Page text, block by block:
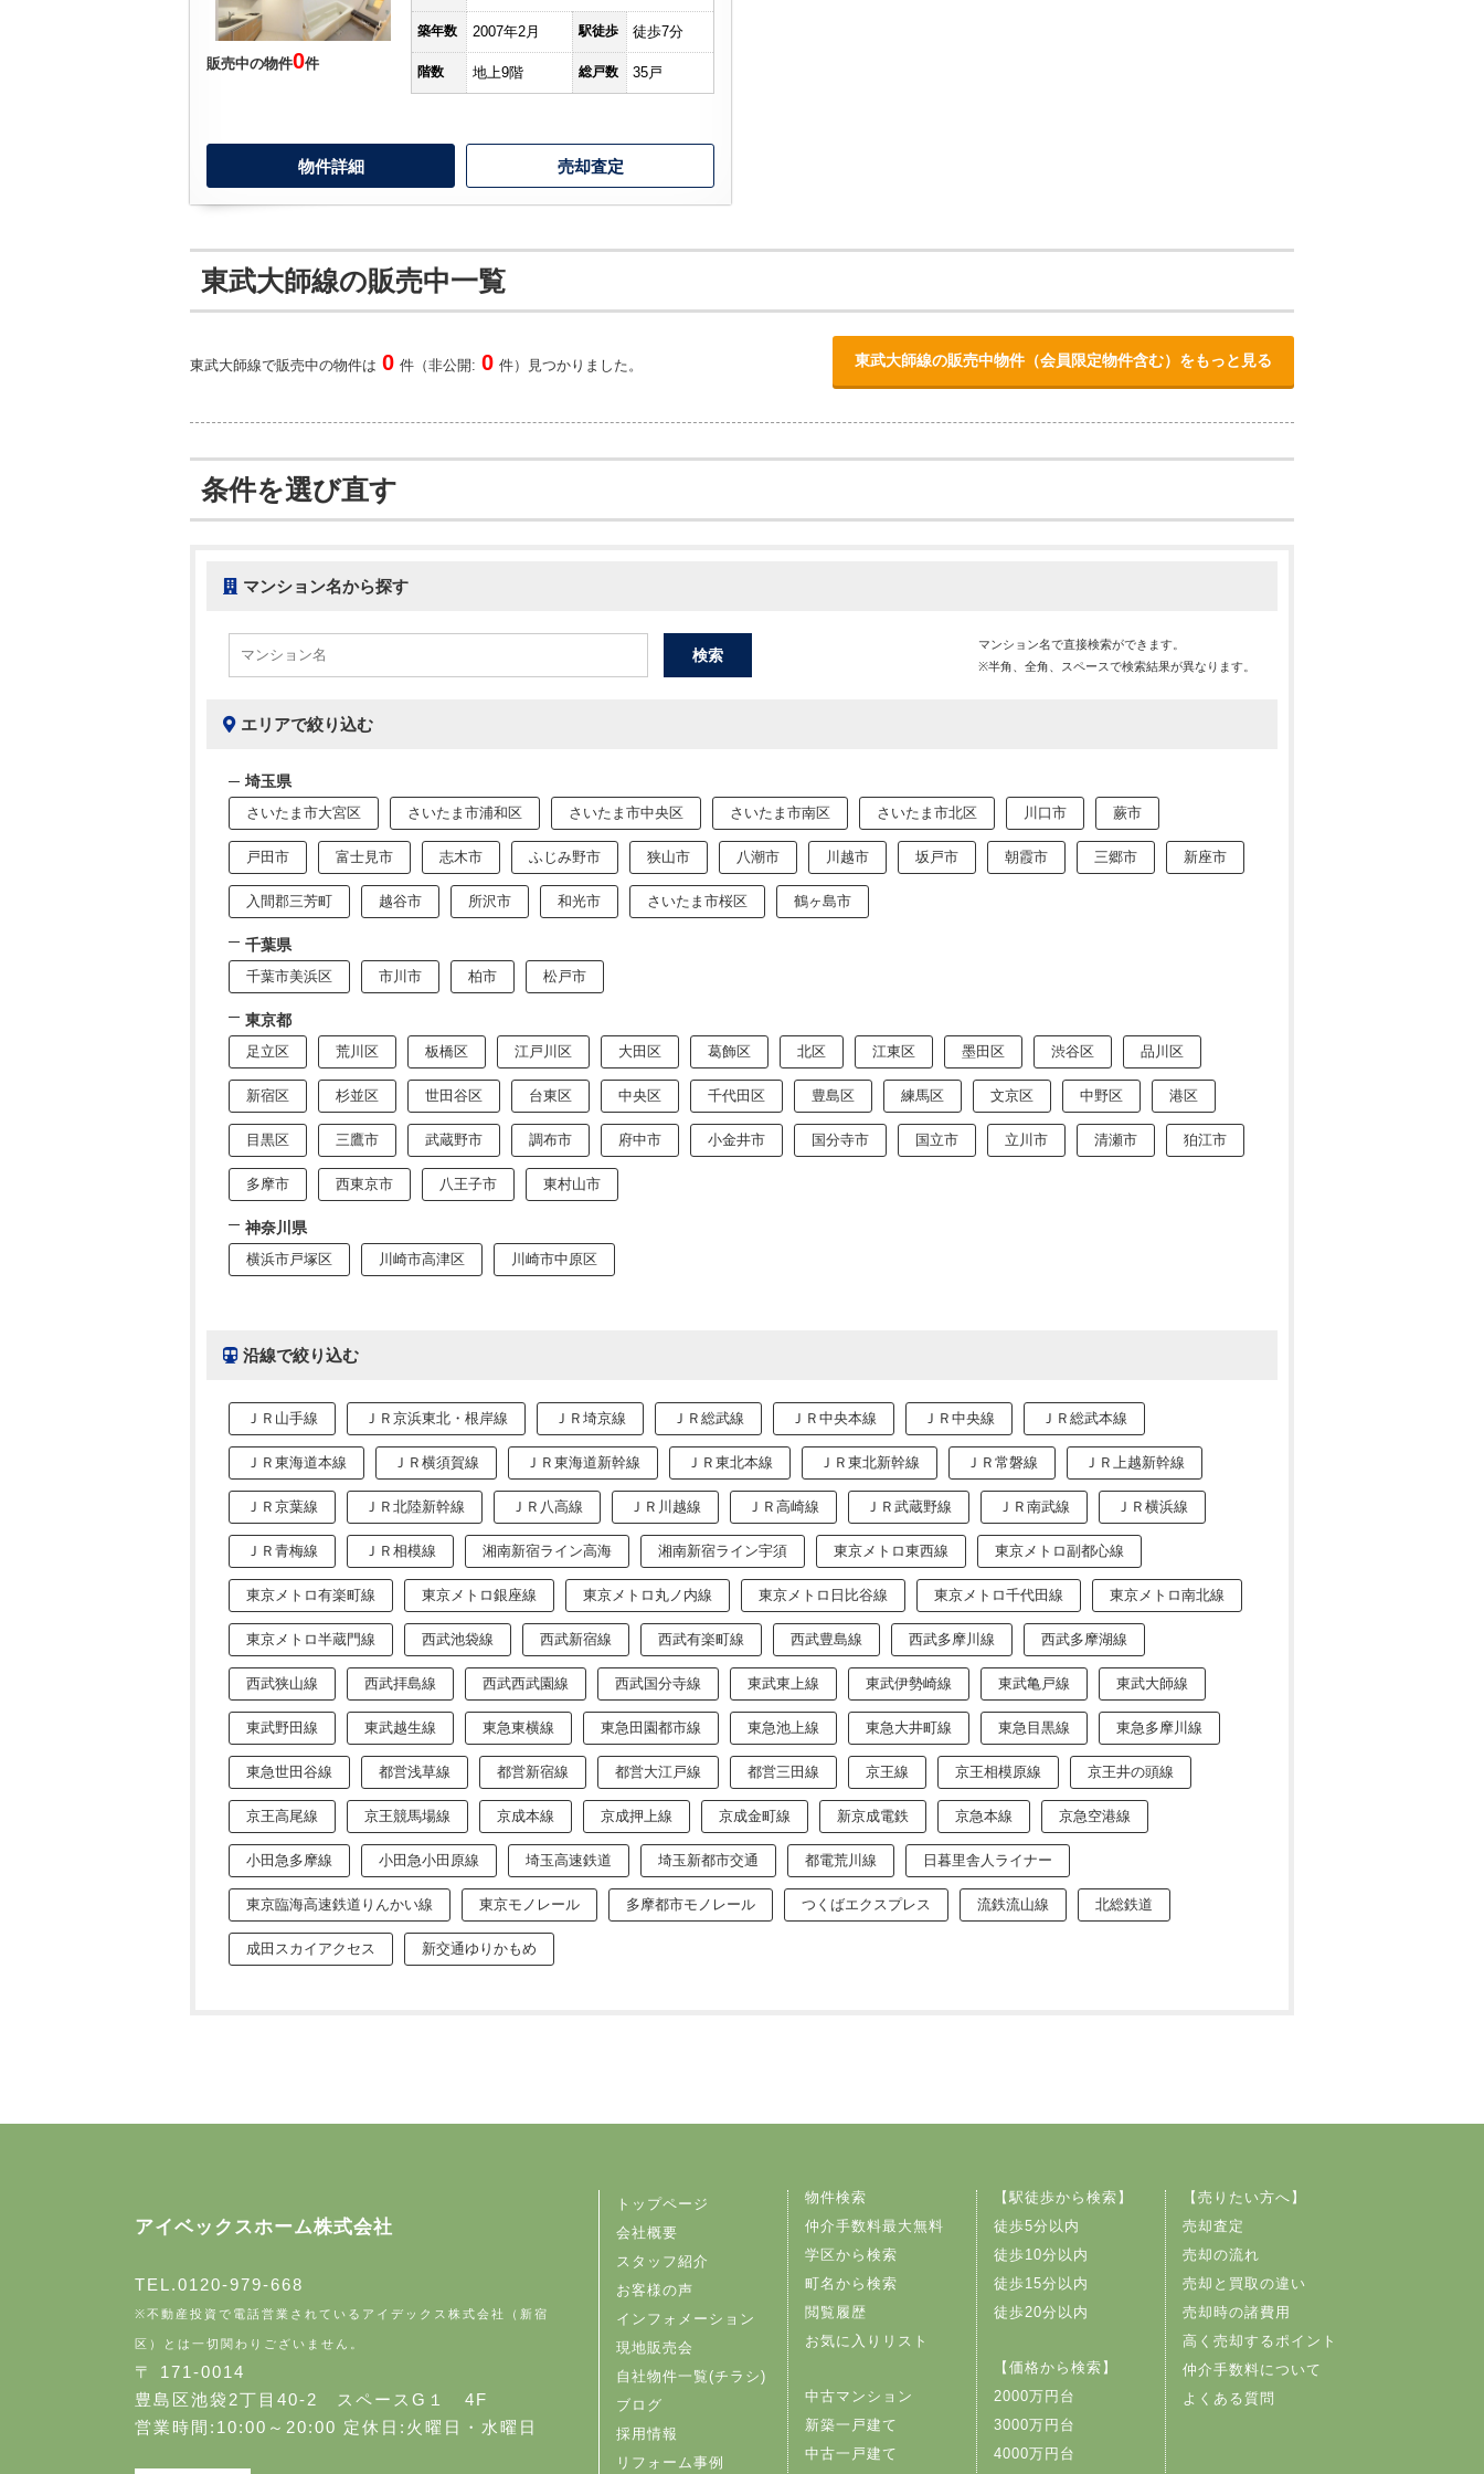
販売中の物件0件
築年数 2007年2月 駅徒歩 徒歩7分
階数 地上9階 総戸数 35戸
物件詳細 売却査定
東武大師線の販売中一覧
東武大師線で販売中の物件は 0 件（非公開: 0 件）見つかりました。 東武大師線の販売中物件（会員限定物件含む）をもっと見る
条件を選び直す
マンション名から探す
マンション名で直接検索ができます。
※半角、全角、スペースで検索結果が異なります。
エリアで絞り込む
埼玉県
さいたま市大宮区 さいたま市浦和区 さいたま市中央区 さいたま市南区 さいたま市北区 川口市 蕨市
戸田市 富士見市 志木市 ふじみ野市 狭山市 八潮市 川越市 坂戸市 朝霞市 三郷市 新座市
入間郡三芳町 越谷市 所沢市 和光市 さいたま市桜区 鶴ヶ島市
千葉県
千葉市美浜区 市川市 柏市 松戸市
東京都
足立区 荒川区 板橋区 江戸川区 大田区 葛飾区 北区 江東区 墨田区 渋谷区 品川区
新宿区 杉並区 世田谷区 台東区 中央区 千代田区 豊島区 練馬区 文京区 中野区 港区
目黒区 三鷹市 武蔵野市 調布市 府中市 小金井市 国分寺市 国立市 立川市 清瀬市 狛江市
多摩市 西東京市 八王子市 東村山市
神奈川県
横浜市戸塚区 川崎市高津区 川崎市中原区
沿線で絞り込む
ＪＲ山手線 ＪＲ京浜東北・根岸線 ＪＲ埼京線 ＪＲ総武線 ＪＲ中央本線 ＪＲ中央線 ＪＲ総武本線
ＪＲ東海道本線 ＪＲ横須賀線 ＪＲ東海道新幹線 ＪＲ東北本線 ＪＲ東北新幹線 ＪＲ常磐線 ＪＲ上越新幹線
ＪＲ京葉線 ＪＲ北陸新幹線 ＪＲ八高線 ＪＲ川越線 ＪＲ高崎線 ＪＲ武蔵野線 ＪＲ南武線 ＪＲ横浜線
ＪＲ青梅線 ＪＲ相模線 湘南新宿ライン高海 湘南新宿ライン宇須 東京メトロ東西線 東京メトロ副都心線
東京メトロ有楽町線 東京メトロ銀座線 東京メトロ丸ノ内線 東京メトロ日比谷線 東京メトロ千代田線 東京メトロ南北線
東京メトロ半蔵門線 西武池袋線 西武新宿線 西武有楽町線 西武豊島線 西武多摩川線 西武多摩湖線
西武狭山線 西武拝島線 西武西武園線 西武国分寺線 東武東上線 東武伊勢崎線 東武亀戸線 東武大師線
東武野田線 東武越生線 東急東横線 東急田園都市線 東急池上線 東急大井町線 東急目黒線 東急多摩川線
東急世田谷線 都営浅草線 都営新宿線 都営大江戸線 都営三田線 京王線 京王相模原線 京王井の頭線
京王高尾線 京王競馬場線 京成本線 京成押上線 京成金町線 新京成電鉄 京急本線 京急空港線
小田急多摩線 小田急小田原線 埼玉高速鉄道 埼玉新都市交通 都電荒川線 日暮里舎人ライナー
東京臨海高速鉄道りんかい線 東京モノレール 多摩都市モノレール つくばエクスプレス 流鉄流山線 北総鉄道
成田スカイアクセス 新交通ゆりかもめ
アイベックスホーム株式会社
TEL.0120-979-668
※不動産投資で電話営業されているアイデックス株式会社（新宿
区）とは一切関わりございません。
〒 171-0014
豊島区池袋2丁目40-2 スペースG１ 4F
営業時間:10:00～20:00 定休日:火曜日・水曜日
トップページ
会社概要
スタッフ紹介
お客様の声
インフォメーション
現地販売会
自社物件一覧(チラシ)
ブログ
採用情報
リフォーム事例
物件検索
仲介手数料最大無料
学区から検索
町名から検索
閲覧履歴
お気に入りリスト
中古マンション
新築一戸建て
中古一戸建て
【駅徒歩から検索】
徒歩5分以内
徒歩10分以内
徒歩15分以内
徒歩20分以内
【価格から検索】
2000万円台
3000万円台
4000万円台
【売りたい方へ】
売却査定
売却の流れ
売却と買取の違い
売却時の諸費用
高く売却するポイント
仲介手数料について
よくある質問